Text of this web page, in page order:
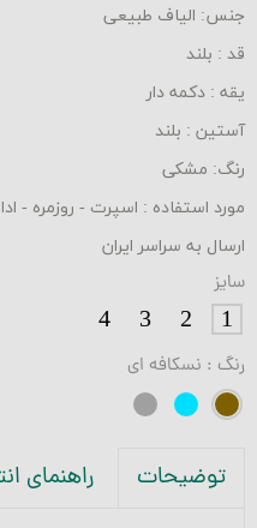
جنس: الیاف طبیعی
قد : بلند
یقه : دکمه دار
آستین : بلند
رنگ: مشکی
مورد استفاده : اسپرت - روزمره -
ارسال به سراسر ایران
سایز
1
2
3
4
رنگ : نسکافه ای
توضیحات راهنمای